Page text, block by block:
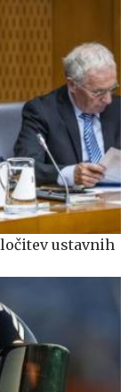
ustavnih